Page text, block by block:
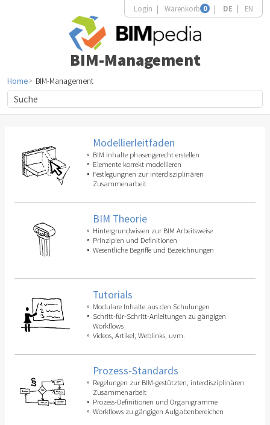
Login Warenkorb 0 DE EN
BIM-Management
Home BIM-Management
Modellierleitfaden
BIM Inhalte phasengerecht erstellen
Elemente korrekt modellieren
Festlegungnen zur interdisziplinären
Zusammenarbeit
BIM Theorie
Hintergrundwissen zur BIM Arbeitsweise
Prinzipien und Definitionen
Wesentliche Begriffe und Bezeichnungen
Tutorials
Modulare Inhalte aus den Schulungen
Schritt-für-Schritt-Anleitungen zu gängigen
Workflows
Videos, Artikel, Weblinks, uvm.
Prozess-Standards
Regelungen zur BIM-gestützten, interdisziplinären
Zusammenarbeit
Prozess-Definitionen und Organigramme
Workflows zu gängigen Aufgabenbereichen